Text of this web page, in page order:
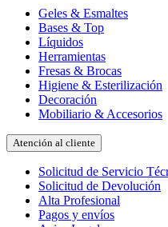
Geles & Esmaltes
Bases & Top
Líquidos
Herramientas
Fresas & Brocas
Higiene & Esterilización
Decoración
Mobiliario & Accesorios
Atención al cliente
Solicitud de Servicio
Solicitud de Devolución
Alta Profesional
Pagos y envíos